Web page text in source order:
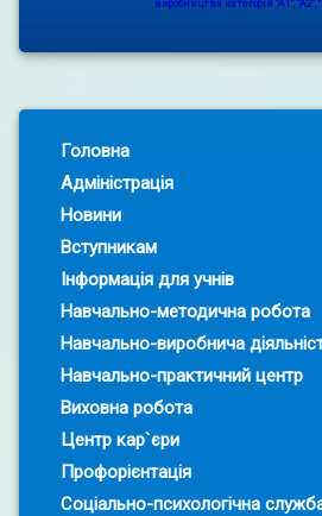
виробництва категорій "А1", "А2",
Головна
Адміністрація
Новини
Вступникам
Інформація для учнів
Навчально-методична робота
Навчально-виробнича
Навчально-практичний центр
Виховна робота
Центр кар`єри
Профорієнтація
Соціально-психологічна